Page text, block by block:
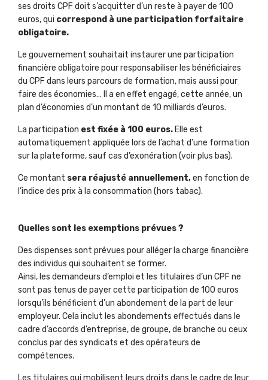
ses droits CPF doit s’acquitter d’un reste à payer de 100
euros, qui correspond à une participation forfaitaire
obligatoire.
Le gouvernement souhaitait instaurer une participation
financière obligatoire pour responsabiliser les bénéficiaires
du CPF dans leurs parcours de formation, mais aussi pour
faire des économies… Il a en effet engagé, cette année, un
plan d’économies d’un montant de 10 milliards d’euros.
La participation est fixée à 100 euros. Elle est
automatiquement appliquée lors de l’achat d’une formation
sur la plateforme, sauf cas d’exonération (voir plus bas).
Ce montant sera réajusté annuellement,en fonction de
l’indice des prix à la consommation (hors tabac).
Quelles sont les exemptions prévues ?
Des dispenses sont prévues pour alléger la charge financière
des individus qui souhaitent se former.
Ainsi, les demandeurs d’emploi et les titulaires d’un CPF ne
sont pas tenus de payer cette participation de 100 euros
lorsqu’ils bénéficient d’un abondement de la part de leur
employeur. Cela inclut les abondements effectués dans le
cadre d’accords d’entreprise, de groupe, de branche ou ceux
conclus par des syndicats et des opérateurs de
compétences.
Les titulaires qui mobilisent leurs droits dans le cadre de leur